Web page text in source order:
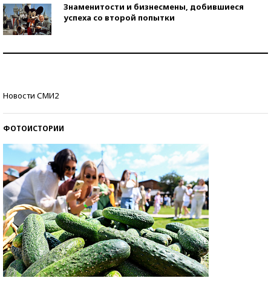
Знаменитости и бизнесмены, добившиеся
успеха со второй попытки
Новости СМИ2
ФОТОИСТОРИИ